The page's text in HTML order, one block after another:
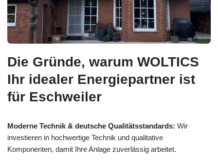
Die Gründe, warum WOLTICS
Ihr idealer Energiepartner ist
für Eschweiler
Moderne Technik & deutsche Qualitätsstandards: Wir
investieren in hochwertige Technik und qualitative
Komponenten, damit Ihre Anlage zuverlässig arbeitet.